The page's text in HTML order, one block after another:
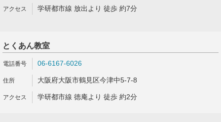
学研都市線 放出より 徒歩 約7分
とくあん教室
06-6167-6026
大阪府大阪市鶴見区今津中5-7-8
学研都市線 徳庵より 徒歩 約2分